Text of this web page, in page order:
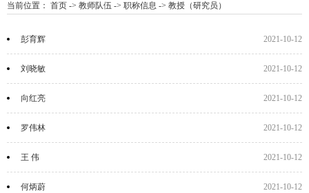
当前位置： 首页 -> 教师队伍 -> 职称信息 -> 教授（研究员）
彭育辉 2021-10-12
刘晓敏 2021-10-12
向红亮 2021-10-12
罗伟林 2021-10-12
王 伟 2021-10-12
何炳蔚 2021-10-12